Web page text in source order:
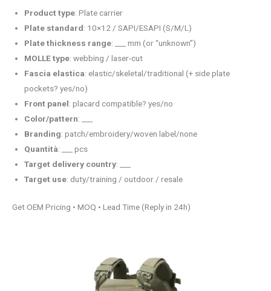
Product type: Plate carrier
Plate standard: 10×12 / SAPI/ESAPI (S/M/L)
Plate thickness range: ___ mm (or “unknown”)
MOLLE type: webbing / laser-cut
Fascia elastica: elastic/skeletal/traditional (+ side plate
pockets? yes/no)
Front panel: placard compatible? yes/no
Color/pattern: ___
Branding: patch/embroidery/woven label/none
Quantità: ___ pcs
Target delivery country: ___
Target use: duty/training / outdoor / resale
Get OEM Pricing • MOQ • Lead Time (Reply in 24h)